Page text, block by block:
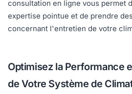
consultation en ligne vous permet
expertise pointue et de prendre
concernant l'entretien de votre
Optimisez la Performance
de Votre Système de